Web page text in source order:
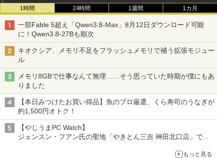
1時間 24時間 1週間 1カ月
一部Fable 5超え「Qwen3.8-Max」8月12日ダウンロード可能
に！Qwen3.8-27Bも順次
キオクシア、メモリ不足をフラッシュメモリで補う拡張モジュー
ル
メモリ8GBで仕事なんて無理……そう思っていた時期が僕にもあ
りました
【本日みつけたお買い得品】魚のプロ厳選、くら寿司のうなぎが
約1,500円オトク！
【やじうまPC Watch】
ジェンスン・フアン氏の聖地「やきとん三吉 神田北口店」で
～コース名を変更したのはNVIDIAに怒られたからではないもっと見る